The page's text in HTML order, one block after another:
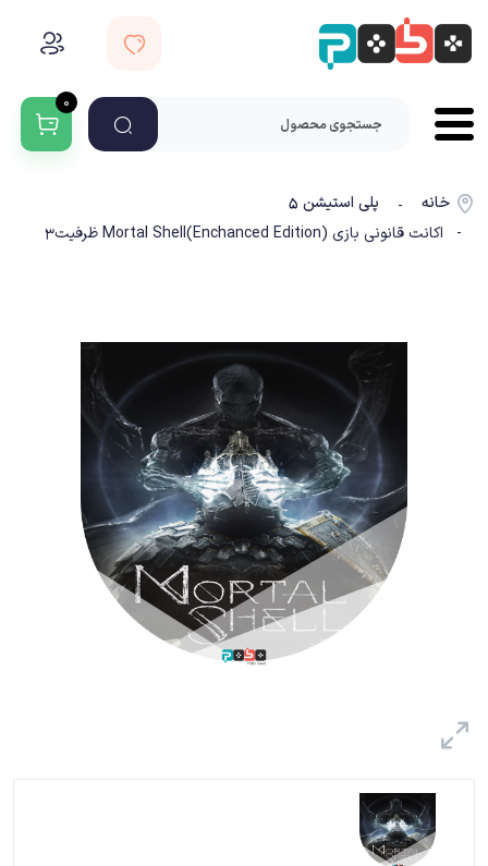
۰
خانه -
پلی استیشن ۵
- اکانت قانونی بازی Mortal Shell(Enchanced Edition) ظرفیت3